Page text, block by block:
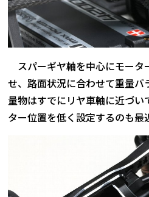
スパーギヤ軸を中心にモータ
せ、路面状況に合わせて重量バ
量物はすでにリヤ車軸に近づい
ター位置を低く設定するのも最